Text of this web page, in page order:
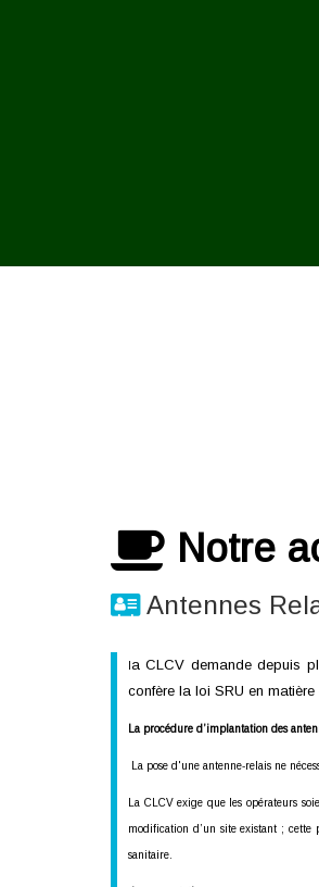
Notre
Antennes
a CLCV demande depuis
confère la loi SRU en
La procédure d’implantation des
La pose d'une antenne-relais ne
La CLCV exige que les opérateurs
modification d’un site existant ; cette
sanitaire.